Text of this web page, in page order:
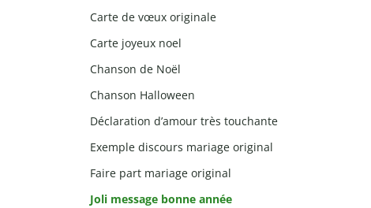
Carte de vœux originale
Carte joyeux noel
Chanson de Noël
Chanson Halloween
Déclaration d’amour très touchante
Exemple discours mariage original
Faire part mariage original
Joli message bonne année